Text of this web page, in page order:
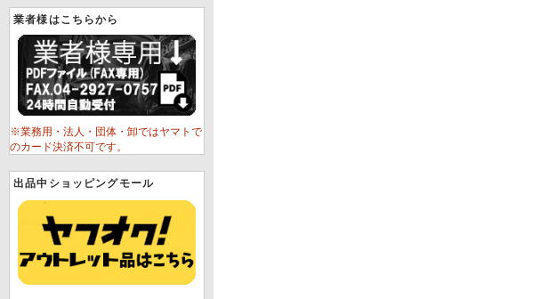
業者様はこちらから
※業務用・法人・団体・卸ではヤマトで
のカード決済不可です。
出品中ショッピングモール